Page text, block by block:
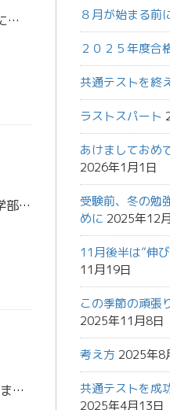
夏を終えたとき、何が残っているか ― 学年別「これだけはやり切ろう」 こんにちは。東進衛星予備校 飛騨高山校の校舎長です。 七月も残りわずかとなりました。校舎の自習室は朝から席が埋まり、閉館の準備をしている最中でも、もう […]
３月31日現在 合格実績 国公立大学医学部医学科3年連続合格、 国公立大学医学部医学科合格者４名は過去最高記録 ＜国公立大学＞ 一橋大学商学部１名、富山大学医学部１名、名古屋市立大学医学部１名 岐阜大学医学部２名、名古屋 […]
共通テスト受験、体験受験をした東進生の皆さん、本当にお疲れさまでした。 まずはここまでやり切った自分自身を、しっかり労ってあげてください。 ⸻ 【受験生の皆さんへ】 共通テストは、誰にとっても大きな緊張を伴う試験です。結 […]
８月が始まる前
２０２５年度合
共通テストを終
ラストスパート
あけましておめ
2026年1月1日
受験前、冬の勉
めに 2025年12
11月後半は”伸
11月19日
この季節の頑張
2025年11月8日
考え方 2025年8
共通テストを成
2025年4月13日